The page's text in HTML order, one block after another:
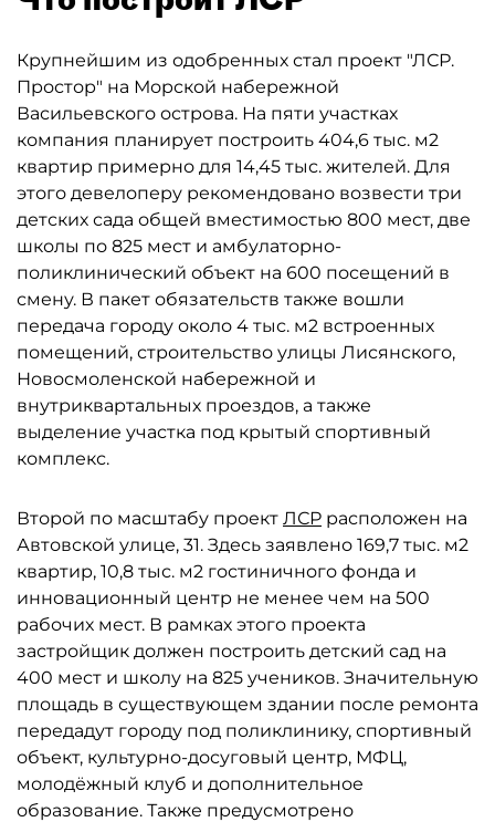
Крупнейшим из одобренных стал проект "ЛСР.
Простор" на Морской набережной
Васильевского острова. На пяти участках
компания планирует построить 404,6 тыс. м2
квартир примерно для 14,45 тыс. жителей. Для
этого девелоперу рекомендовано возвести три
детских сада общей вместимостью 800 мест, две
школы по 825 мест и амбулаторно-
поликлинический объект на 600 посещений в
смену. В пакет обязательств также вошли
передача городу около 4 тыс. м2 встроенных
помещений, строительство улицы Лисянского,
Новосмоленской набережной и
внутриквартальных проездов, а также
выделение участка под крытый спортивный
комплекс.
Второй по масштабу проект ЛСР расположен на
Автовской улице, 31. Здесь заявлено 169,7 тыс. м2
квартир, 10,8 тыс. м2 гостиничного фонда и
инновационный центр не менее чем на 500
рабочих мест. В рамках этого проекта
застройщик должен построить детский сад на
400 мест и школу на 825 учеников. Значительную
площадь в существующем здании после ремонта
передадут городу под поликлинику, спортивный
объект, культурно-досуговый центр, МФЦ,
молодёжный клуб и дополнительное
образование. Также предусмотрено